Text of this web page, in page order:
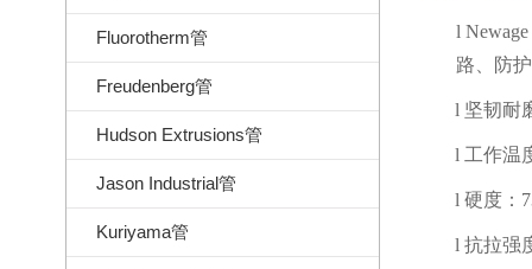
Fluorotherm管
Freudenberg管
Hudson Extrusions管
Jason Industrial管
Kuriyama管
l
路、防
l 坚韧耐
l 工作温
l 硬度：
l 抗拉强